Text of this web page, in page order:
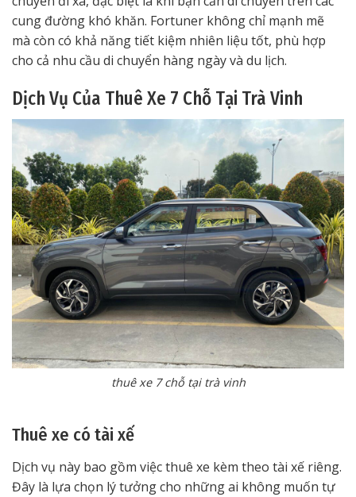
cung đường khó khăn. Fortuner không chỉ mạnh mẽ
mà còn có khả năng tiết kiệm nhiên liệu tốt, phù hợp
cho cả nhu cầu di chuyển hàng ngày và du lịch.
Dịch Vụ Của Thuê Xe 7 Chỗ Tại Trà Vinh
thuê xe 7 chỗ tại trà vinh
Thuê xe có tài xế
Dịch vụ này bao gồm việc thuê xe kèm theo tài xế riêng.
Đây là lựa chọn lý tưởng cho những ai không muốn tự